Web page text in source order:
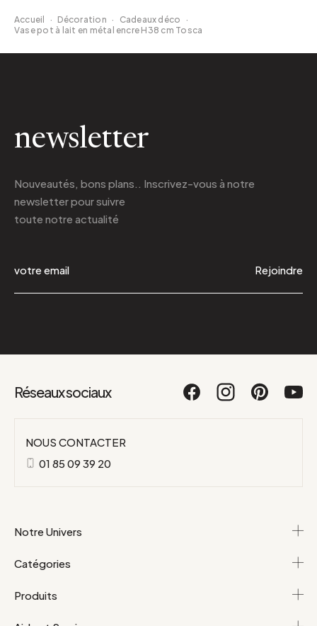
Accueil · Décoration · Cadeaux déco
·
Vase pot à lait en métal encre H38 cm Tosca
newsletter
Nouveautés, bons plans.. Inscrivez-vous à notre
newsletterpour suivre
toute notre actualité
Rejoindre
Réseaux sociaux
NOUS CONTACTER
01 85 09 39 20
Notre Univers
Catégories
Produits